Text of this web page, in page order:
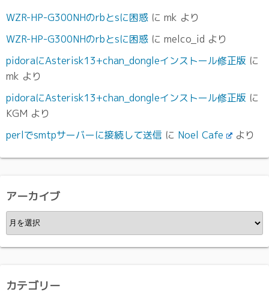
WZR-HP-G300NHのrbとsに困惑 に mk より
WZR-HP-G300NHのrbとsに困惑 に melco_id より
pidoraにAsterisk13+chan_dongleインストール修正版 に
mk より
pidoraにAsterisk13+chan_dongleインストール修正版 に
KGM より
perlでsmtpサーバーに接続して送信 に Noel Cafe より
アーカイブ
ア
ー
カ
ブ
カテゴリー